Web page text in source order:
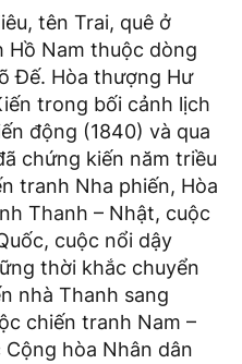
tên Trai, quê ở
Hồ Nam thuộc dòng
Đế. Hòa thượng Hư
trong bối cảnh lịch
động (1840) và qua
chứng kiến năm triều
tranh Nha phiến, Hòa
Thanh – Nhật, cuộc
cuộc nổi dậy
thời khắc chuyển
nhà Thanh sang
chiến tranh Nam –
hòa Nhân dân